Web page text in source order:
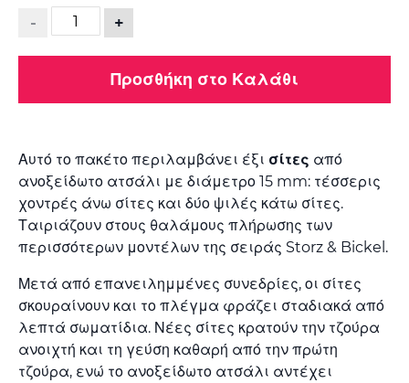
- +
Προσθήκη στο Καλάθι
Αυτό το πακέτο περιλαμβάνει έξι σίτες από
ανοξείδωτο ατσάλι με διάμετρο 15 mm: τέσσερις
χοντρές άνω σίτες και δύο ψιλές κάτω σίτες.
Ταιριάζουν στους θαλάμους πλήρωσης των
περισσότερων μοντέλων της σειράς Storz & Bickel.
Μετά από επανειλημμένες συνεδρίες, οι σίτες
σκουραίνουν και το πλέγμα φράζει σταδιακά από
λεπτά σωματίδια. Νέες σίτες κρατούν την τζούρα
ανοιχτή και τη γεύση καθαρή από την πρώτη
τζούρα, ενώ το ανοξείδωτο ατσάλι αντέχει